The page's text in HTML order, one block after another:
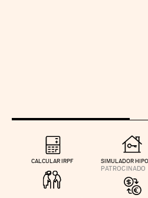
CALCULAR IRPF SIMULADOR